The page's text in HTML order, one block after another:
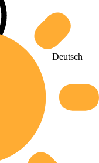
Deutsch